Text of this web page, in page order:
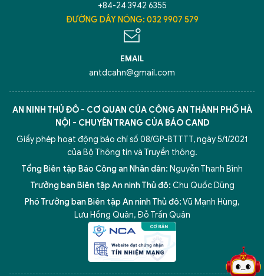
+84-24 3942 6355
ĐƯỜNG DÂY NÓNG: 032 9907 579
EMAIL
antdcahn@gmail.com
AN NINH THỦ ĐÔ - CƠ QUAN CỦA CÔNG AN THÀNH PHỐ HÀ
NỘI - CHUYÊN TRANG CỦA BÁO CAND
Giấy phép hoạt động báo chí số 08/GP-BTTTT, ngày 5/1/2021
của Bộ Thông tin và Truyền thông.
Tổng Biên tập Báo Công an Nhân dân: Nguyễn Thanh Bình
Trưởng ban Biên tập An ninh Thủ đô: Chu Quốc Dũng
Phó Trưởng ban Biên tập An ninh Thủ đô:Vũ Mạnh Hùng,
Lưu Hồng Quân, Đỗ Trần Quân
5 điểm nghẽn của Hà Nội giải pháp xử lý điểm nghẽn của